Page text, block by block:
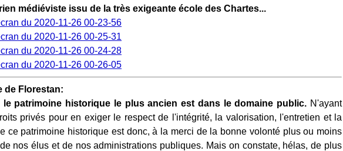
médiéviste issu de la très exigeante école des Chartes...
de Florestan:
le patrimoine historique le plus ancien est dans le domaine public. N'ayant
privés pour en exiger le respect de l'intégrité, la valorisation, l'entretien et la
ce patrimoine historique est donc, à la merci de la bonne volonté plus ou moins
nos élus et de nos administrations publiques. Mais on constate, hélas, de plus